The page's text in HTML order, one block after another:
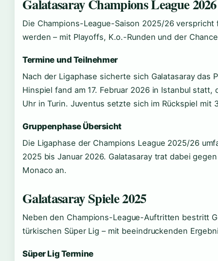
Galatasaray Champions League 2026
Die Champions-League-Saison 2025/26
werden – mit Playoffs, K.o.-Runden und der
Termine und Teilnehmer
Nach der Ligaphase sicherte sich Galatasaray das
Hinspiel fand am 17. Februar 2026 in Istanbul statt,
Uhr in Turin. Juventus setzte sich im Rückspiel mit
Gruppenphase Übersicht
Die Ligaphase der Champions League 2025/26
2025 bis Januar 2026. Galatasaray trat dabei
Monaco an.
Galatasaray Spiele 2025
Neben den Champions-League-Auftritten bestritt
türkischen Süper Lig – mit beeindruckenden
Süper Lig Termine